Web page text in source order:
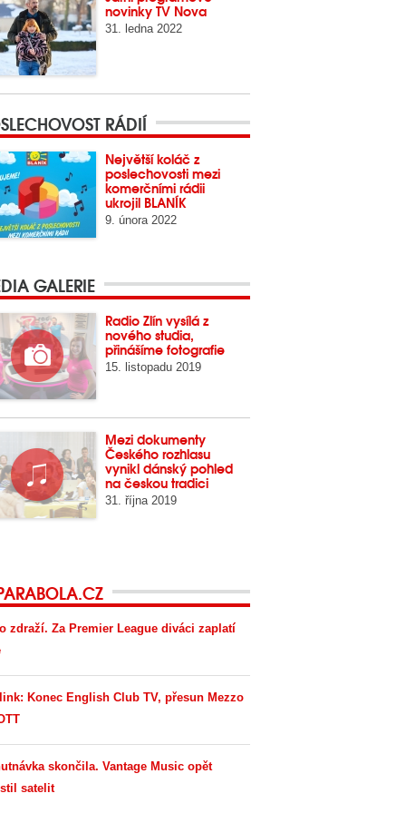
novinky TV Nova
31. ledna 2022
RÁDIÍ
Největší koláč z
poslechovosti mezi
komerčními rádii
ukrojil BLANÍK
9. února 2022
GALERIE
Radio Zlín vysílá z
nového studia,
přinášíme fotografie
15. listopadu 2019
Mezi dokumenty
Českého rozhlasu
vynikl dánský pohled
na českou tradici
31. října 2019
zdraží. Za Premier League diváci zaplatí
Konec English Club TV, přesun Mezzo
skončila. Vantage Music opět
satelit